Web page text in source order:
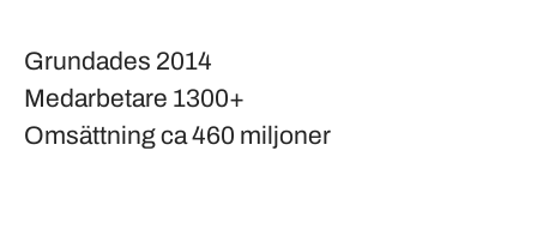
Grundades 2014
Medarbetare 1300+
Omsättningca 460 miljoner